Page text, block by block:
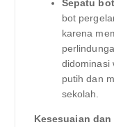
Sepatu
bot
karena
didominasi
putih dan
sekolah.
Kesesuaian